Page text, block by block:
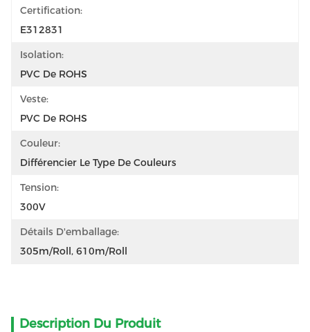
Certification:
E312831
Isolation:
PVC De ROHS
Veste:
PVC De ROHS
Couleur:
Différencier Le Type De Couleurs
Tension:
300V
Détails D'emballage:
305m/roll, 610m/roll
Description Du Produit